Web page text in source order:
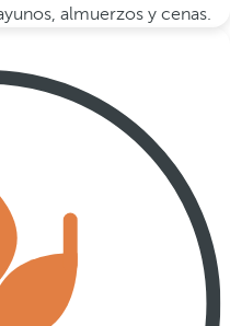
almuerzos y cenas.